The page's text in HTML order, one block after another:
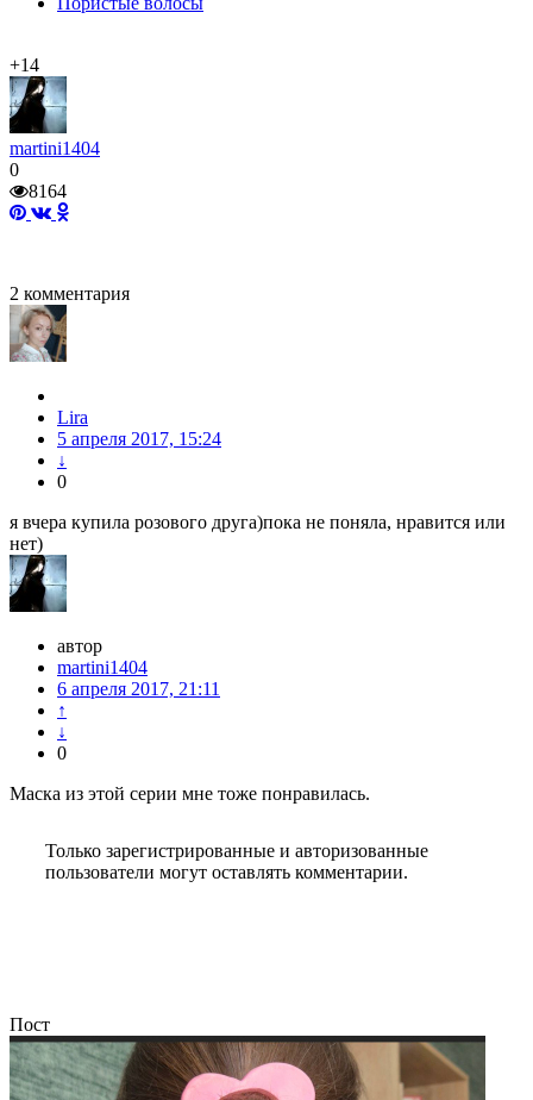
+14
martini1404
0
8164
2 комментария
Lira
5 апреля 2017, 15:24
↓
0
я вчера купила розового друга)пока не поняла, нравится или
нет)
автор
martini1404
6 апреля 2017, 21:11
↑
↓
0
Маска из этой серии мне тоже понравилась.
Только зарегистрированные и авторизованные
пользователи могут оставлять комментарии.
Пост